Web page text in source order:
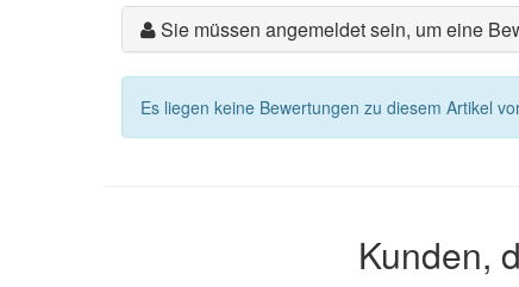
Sie müssen angemeldet sein, um eine
Es liegen keine Bewertungen zu diesem Artikel
Kunden,